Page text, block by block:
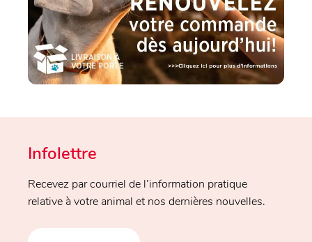
Infolettre
Recevez par courriel de l’information pratique
relative à votre animal et nos dernières nouvelles.